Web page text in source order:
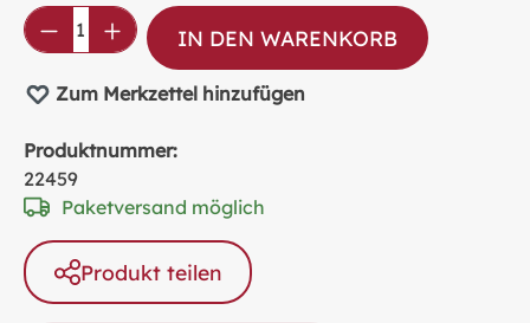
Produkt Anzahl: Gib den gewünschten
IN DEN WARENKORB
Zum Merkzettel hinzufügen
Produktnummer:
22459
Paketversand möglich
Produkt teilen